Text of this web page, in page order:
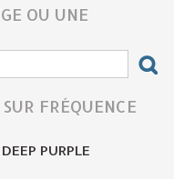
OU UNE
FRÉQUENCE
PURPLE